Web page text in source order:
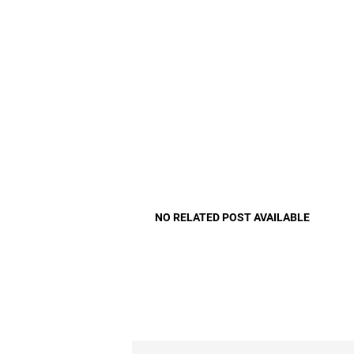
NO RELATED POST AVAILABLE